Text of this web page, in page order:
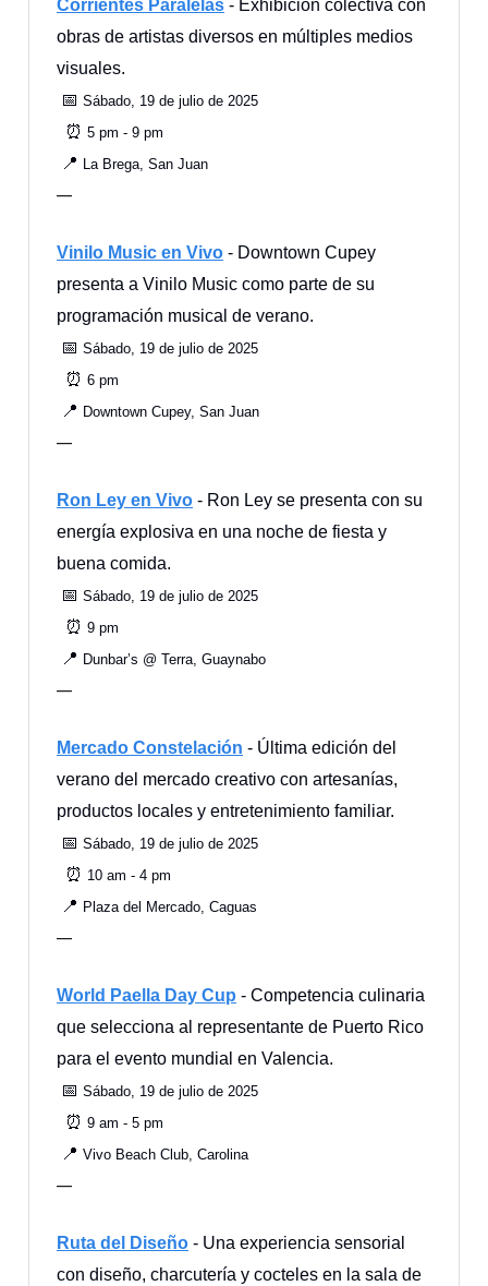
Corrientes Paralelas - Exhibición colectiva con
obras de artistas diversos en múltiples medios
visuales.
📅 Sábado, 19 de julio de 2025
⏰ 5 pm - 9 pm
📍 La Brega, San Juan
—
Vinilo Music en Vivo - Downtown Cupey
presenta a Vinilo Music como parte de su
programación musical de verano.
📅 Sábado, 19 de julio de 2025
⏰ 6 pm
📍 Downtown Cupey, San Juan
—
Ron Ley en Vivo - Ron Ley se presenta con su
energía explosiva en una noche de fiesta y
buena comida.
📅 Sábado, 19 de julio de 2025
⏰ 9 pm
📍 Dunbar’s @ Terra, Guaynabo
—
Mercado Constelación - Última edición del
verano del mercado creativo con artesanías,
productos locales y entretenimiento familiar.
📅 Sábado, 19 de julio de 2025
⏰ 10 am - 4 pm
📍 Plaza del Mercado, Caguas
—
World Paella Day Cup - Competencia culinaria
que selecciona al representante de Puerto Rico
para el evento mundial en Valencia.
📅 Sábado, 19 de julio de 2025
⏰ 9 am - 5 pm
📍 Vivo Beach Club, Carolina
—
Ruta del Diseño - Una experiencia sensorial
con diseño, charcutería y cocteles en la sala de